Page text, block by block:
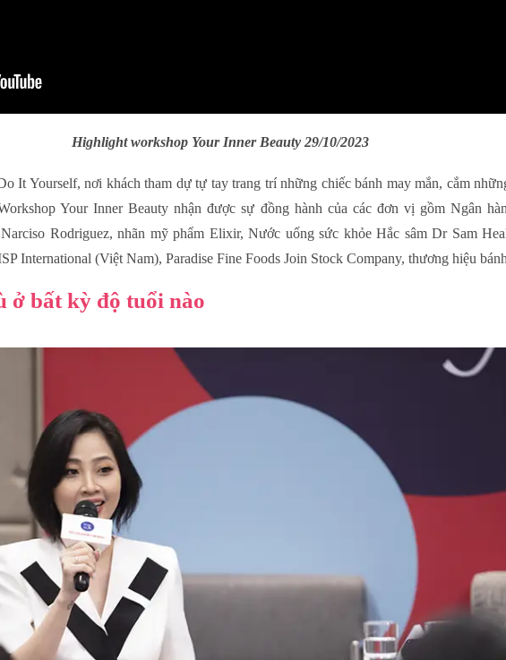
Highlight workshop Your Inner Beauty 29/10/2023
It Yourself, nơi khách tham dự tự tay trang trí những chiếc bánh may mắn, cắm
Your Inner Beauty nhận được sự đồng hành của các đơn vị gồm Ngân
Rodriguez, nhãn mỹ phẩm Elixir, Nước uống sức khỏe Hắc sâm Dr Sam
International (Việt Nam), Paradise Fine Foods Join Stock Company, thương hiệu
ở bất kỳ độ tuổi nào